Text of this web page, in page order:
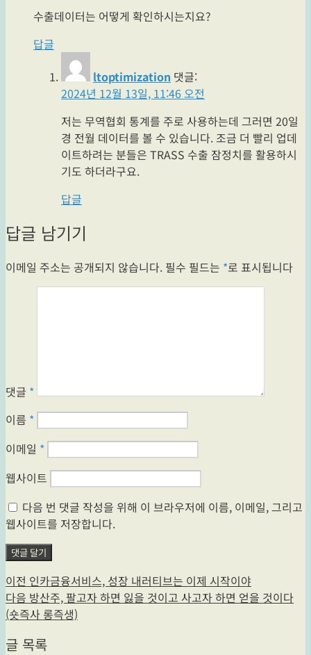
수출데이터는 어떻게 확인하시는지요?
답글
ltoptimization 댓글:
2024년 12월 13일, 11:46 오전
저는 무역협회 통계를 주로 사용하는데 그러면 20일
경 전월 데이터를 볼 수 있습니다. 조금 더 빨리 업데
이트하려는 분들은 TRASS 수출 잠정치를 활용하시
기도 하더라구요.
답글
답글 남기기
이메일 주소는 공개되지 않습니다. 필수 필드는 *로 표시됩니다
댓글 *
이름 *
이메일 *
웹사이트
다음 번 댓글 작성을 위해 이 브라우저에 이름, 이메일, 그리고
웹사이트를 저장합니다.
글
탐
색
이전 이
전
글:
인카금융서비스, 성장 내러티브는 이제 시작이야
다음 다
음
방산주, 팔고자 하면 잃을 것이고 사고자 하면 얻을 것이다
(숏즉사 롱즉생)
글 목록